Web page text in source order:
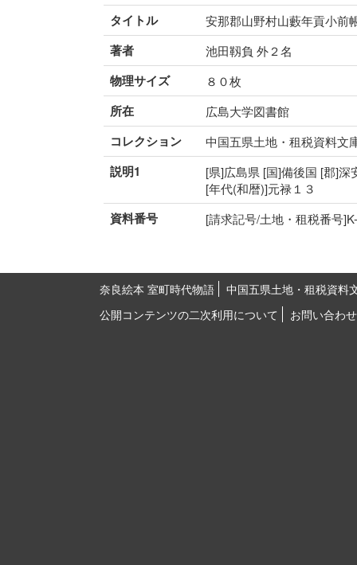
タイトル 安那郡山野村山藪年貢小前
著者 池田靱負 外２名
物理サイズ ８０枚
所在 広島大学図書館
コレクション 中国五県土地・租税資料文
説明1
[県]広島県 [国]備後国 [郡]
[年代(和暦)]元禄１３
資料番号 [請求記号/土地・租税番号
奈良絵本 室町時代物語
中国五県土地・租税資料
公開コンテンツの二次利用について
お問い合わせ